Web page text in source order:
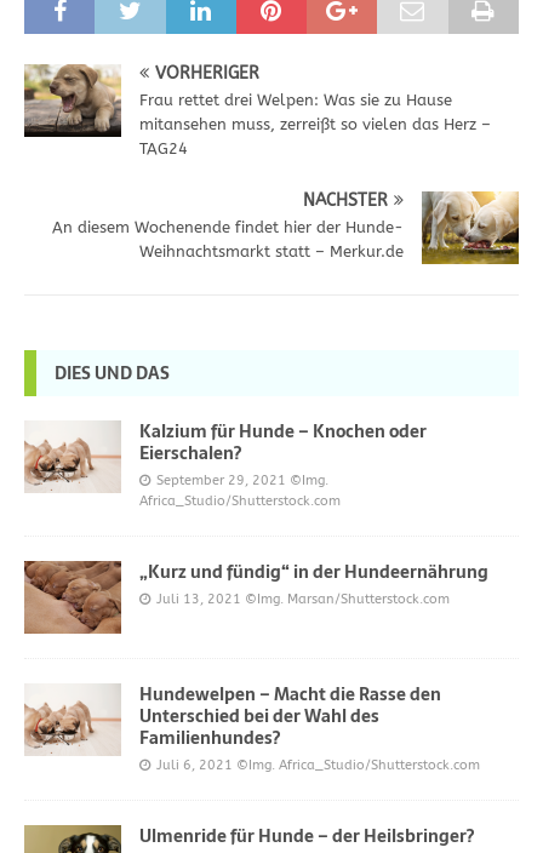
VORHERIGER
Frau rettet drei Welpen: Was sie zu Hause
mitansehen muss, zerreißt so vielen das Herz –
TAG24
NÄCHSTER
An diesem Wochenende findet hier der Hunde-
Weihnachtsmarkt statt – Merkur.de
DIES UND DAS
Kalzium für Hunde – Knochen oder
Eierschalen?
September 29, 2021 ©Img.
Africa_Studio/Shutterstock.com
„Kurz und fündig“ in der Hundeernährung
Juli 13, 2021 ©Img. Marsan/Shutterstock.com
Hundewelpen – Macht die Rasse den
Unterschied bei der Wahl des
Familienhundes?
Juli 6, 2021 ©Img. Africa_Studio/Shutterstock.com
Ulmenride für Hunde – der Heilsbringer?